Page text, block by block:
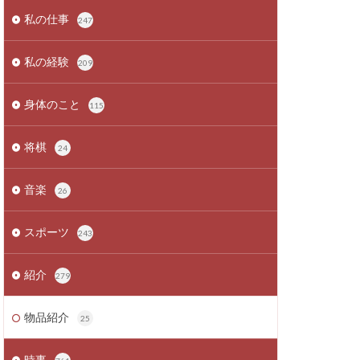
私の仕事 247
私の経験 209
身体のこと 115
将棋 24
音楽 26
スポーツ 243
紹介 279
物品紹介 25